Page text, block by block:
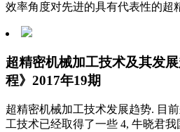
效率角度对先进的具有代表性的超
超精密机械加工技术及其发
程》2017年19期
超精密机械加工技术发展趋势. 目
工技术已经取得了一些 4, 牛晓君